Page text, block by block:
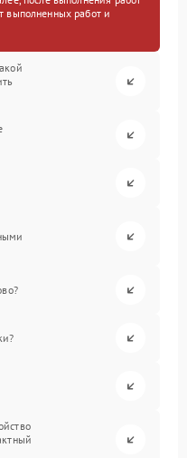
выполненных работ и